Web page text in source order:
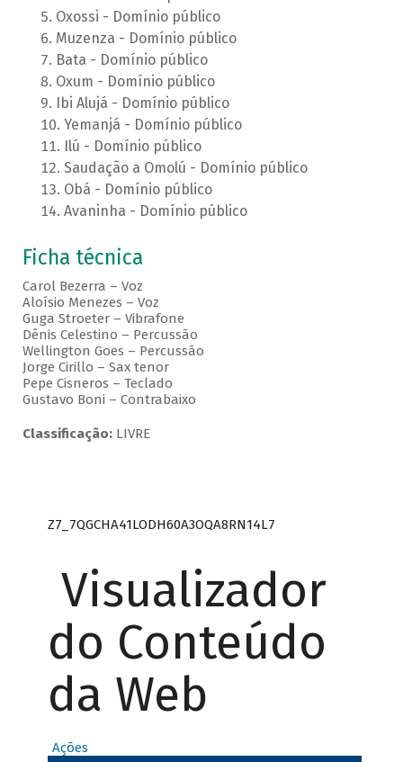
Oxossi - Domínio público
Muzenza - Domínio público
Bata - Domínio público
Oxum - Domínio público
Ibi Alujá - Domínio público
Yemanjá - Domínio público
Ilú - Domínio público
Saudação a Omolú - Domínio público
Obá - Domínio público
Avaninha - Domínio público
Ficha técnica
Carol Bezerra – Voz
Aloísio Menezes – Voz
Guga Stroeter – Vibrafone
Dênis Celestino – Percussão
Wellington Goes – Percussão
Jorge Cirillo – Sax tenor
Pepe Cisneros – Teclado
Gustavo Boni – Contrabaixo
Classificação:LIVRE
Z7_7QGCHA41LODH60A3OQA8RN14L7
Visualizador
do Conteúdo
da Web
Ações